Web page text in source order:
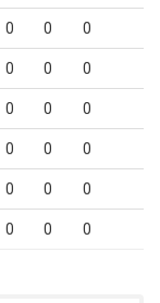
0 0 0
0 0 0
0 0 0
0 0 0
0 0 0
0 0 0